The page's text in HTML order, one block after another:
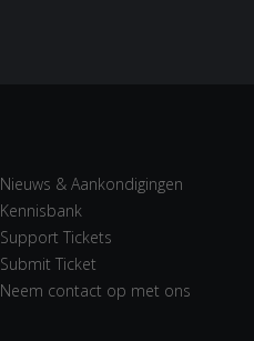
Nieuws & Aankondigingen
Kennisbank
Support Tickets
Submit Ticket
Neem contact op met ons